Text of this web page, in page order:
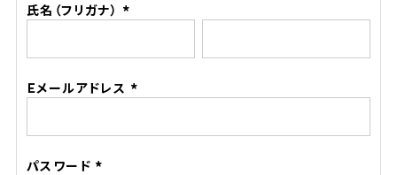
氏名（フリガナ）
Ｅメールアドレス
パスワード